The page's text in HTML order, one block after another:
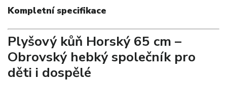
Kompletní specifikace
Plyšový kůň Horský 65 cm –
Obrovský hebký společník pro
děti i dospělé